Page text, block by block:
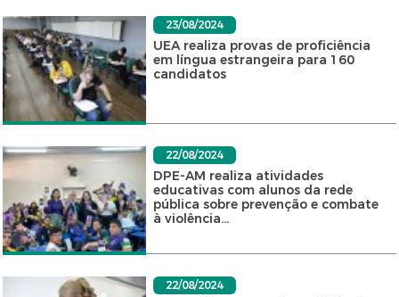
23/08/2024
UEA realiza provas de proficiência
em língua estrangeira para 160
candidatos
22/08/2024
DPE-AM realiza atividades
educativas com alunos da rede
pública sobre prevenção e combate
à violência...
22/08/2024